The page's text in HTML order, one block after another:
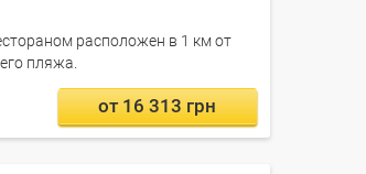
расположен в 1 км от
пляжа.
от 16 313 грн